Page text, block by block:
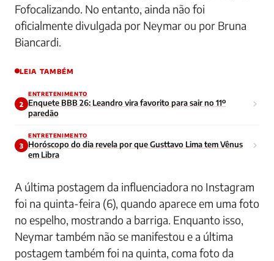
Fofocalizando. No entanto, ainda não foi
oficialmente divulgada por Neymar ou por Bruna
Biancardi.
LEIA TAMBÉM
2
ENTRETENIMENTO
Enquete BBB 26: Leandro vira favorito para sair no 11º
paredão
3
ENTRETENIMENTO
Horóscopo do dia revela por que Gusttavo Lima tem Vênus
em Libra
A última postagem da influenciadora no Instagram
foi na quinta-feira (6), quando aparece em uma foto
no espelho, mostrando a barriga. Enquanto isso,
Neymar também não se manifestou e a última
postagem também foi na quinta, coma foto da